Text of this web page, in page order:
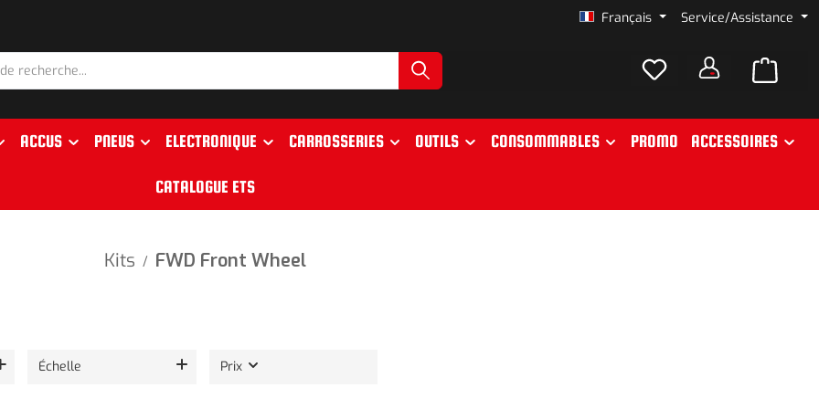
Français Service/Assistance
ACCUS PNEUS ELECTRONIQUE CARROSSERIES OUTILS CONSOMMABLES PROMO ACCESSOIRES
CATALOGUE ETS
Kits / FWD Front Wheel
Échelle Prix